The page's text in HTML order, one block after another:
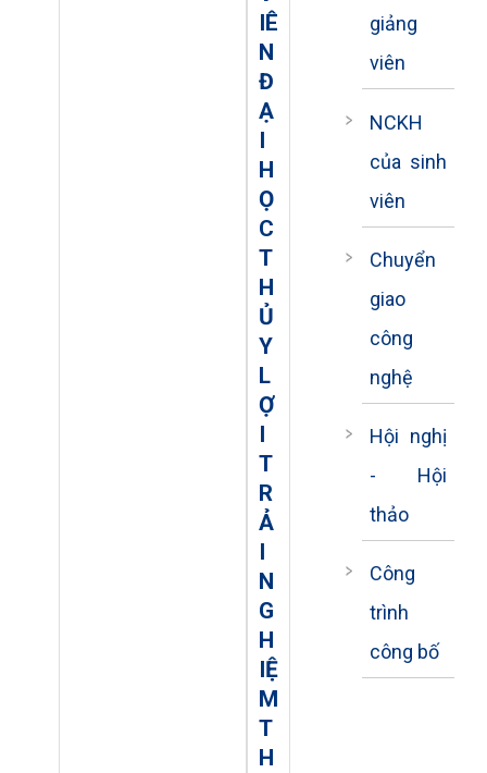
IÊ
N
Đ
Ạ
I
H
Ọ
C
T
H
Ủ
Y
L
Ợ
I
T
R
Ả
I
N
G
H
IỆ
M
T
H
giảng
viên
NCKH
của sinh
viên
Chuyển
giao
công
nghệ
Hội nghị
- Hội
thảo
Công
trình
công bố